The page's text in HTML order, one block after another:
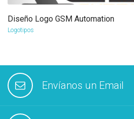
more info
Diseño Logo GSM Automation
Logotipos
Envíanos un Email